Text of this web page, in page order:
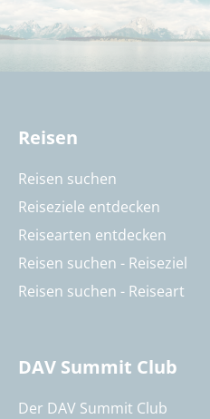
Reisen
Reisen suchen
Reiseziele entdecken
Reisearten entdecken
Reisen suchen - Reiseziel
Reisen suchen - Reiseart
DAV Summit Club
Der DAV Summit Club